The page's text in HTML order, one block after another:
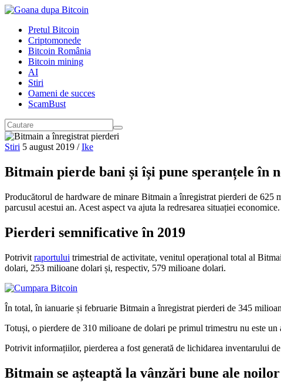
Pretul Bitcoin
Criptomonede
Bitcoin România
Bitcoin mining
AI
Stiri
Oameni de succes
ScamBust
Stiri 5 august 2019 / Ike
Bitmain pierde bani și își pune speranțele în
Producătorul de hardware de minare Bitmain a înregistrat pierderi de 625
parcusul acestui an. Acest aspect va ajuta la redresarea situației economice.
Pierderi semnificative în 2019
Potrivit raportului trimestrial de activitate, venitul operațional total al
dolari, 253 milioane dolari și, respectiv, 579 milioane dolari.
În total, în ianuarie și februarie Bitmain a înregistrat pierderi de 345
Totuși, o pierdere de 310 milioane de dolari pe primul trimestru nu este
Potrivit informațiilor, pierderea a fost generată de lichidarea inventarului
Bitmain se așteaptă la vânzări bune ale